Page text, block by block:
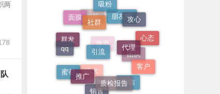
两
话术
微商
团队
微信
销售
蜜都
群发
加粉
朋友圈
心态
客户
推广
qq
面膜
吸粉
攻心
代理
引流
社群